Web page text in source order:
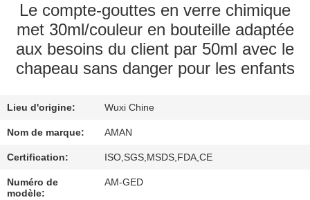
PROPOS
DE
VISITE
DE
L'USINE
Le compte-gouttes en verre chimique
met 30ml/couleur en bouteille adaptée
aux besoins du client par 50ml avec le
chapeau sans danger pour les enfants
Lieu d'origine: Wuxi Chine
Nom de marque: AMAN
Certification: ISO,SGS,MSDS,FDA,CE
Numéro de
modèle:
AM-GED